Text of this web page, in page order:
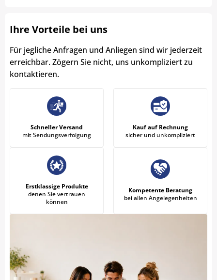
Ihre Vorteile bei uns
Für jegliche Anfragen und Anliegen sind wir jederzeit
erreichbar. Zögern Sie nicht, uns unkompliziert zu
kontaktieren.
Schneller Versand
mit Sendungsverfolgung
Kauf auf Rechnung
sicher und unkompliziert
Erstklassige Produkte
denen Sie vertrauen
können
Kompetente Beratung
bei allen Angelegenheiten